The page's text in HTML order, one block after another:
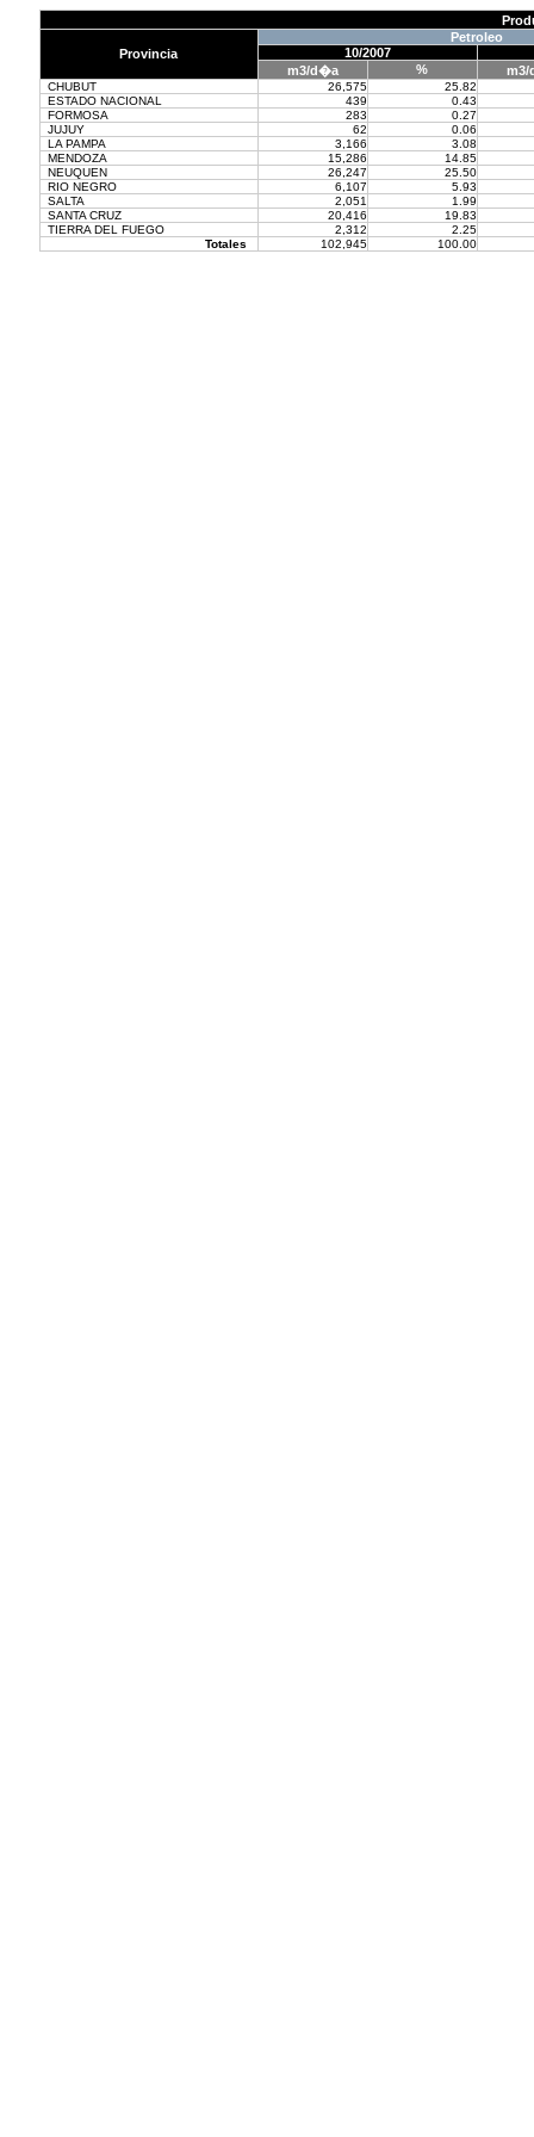
Provincia
Petroleo
10/2007
m3/d�a
%
CHUBUT 26,575
25.82
ESTADO NACIONAL
439
0.43
FORMOSA
283
0.27
JUJUY
62
0.06
LA PAMPA
3,166
3.08
MENDOZA
15,286
14.85
NEUQUEN
26,247
25.50
RIO NEGRO
6,107
5.93
SALTA
2,051
1.99
SANTA CRUZ
20,416
19.83
TIERRA DEL FUEGO
2,312
2.25
Totales
102,945 100.00